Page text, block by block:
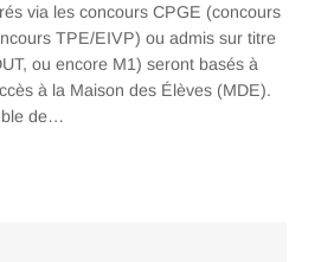
via les concours CPGE (concours
TPE/EIVP) ou admis sur titre
ou encore M1) seront basés à
à la Maison des Élèves (MDE).
de…